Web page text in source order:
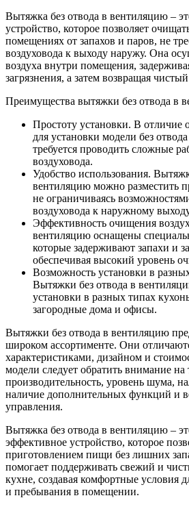
Вытяжка без отвода в вентиляцию –
устройство, которое позволяет
помещениях от запахов и паров, не
воздуховода к выходу наружу. Она
воздуха внутри помещения,
загрязнения, а затем возвращая
Преимущества вытяжки без отвода в
Простоту установки. В отличие
для установки модели без
требуется проводить сложные
воздуховода.
Удобство использования.
вентиляцию можно разместить
не ограничиваясь
воздуховода к наружному
Эффективность очищения
вентиляцию оснащены
которые задерживают запахи и
обеспечивая высокий уровень
Возможность установки в
Вытяжки без отвода в
установки в разных типах
загородные дома и офисы.
Вытяжки без отвода в вентиляцию
широком ассортименте. Они
характеристиками, дизайном и
модели следует обратить внимание на
производительность, уровень шума,
наличие дополнительных функций и
управления.
Вытяжка без отвода в вентиляцию –
эффективное устройство, которое
приготовлением пищи без лишних
помогает поддерживать свежий и
кухне, создавая комфортные условия
и пребывания в помещении.